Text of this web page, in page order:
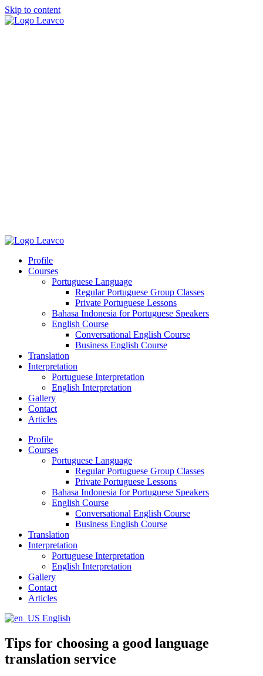
Skip to content
Profile
Courses
Portuguese Language
Regular Portuguese Group Classes
Private Portuguese Lessons
Bahasa Indonesia for Portuguese Speakers
English Course
Conversational English Course
Business English Course
Translation
Interpretation
Portuguese Interpretation
English Interpretation
Gallery
Contact
Articles
Profile
Courses
Portuguese Language
Regular Portuguese Group Classes
Private Portuguese Lessons
Bahasa Indonesia for Portuguese Speakers
English Course
Conversational English Course
Business English Course
Translation
Interpretation
Portuguese Interpretation
English Interpretation
Gallery
Contact
Articles
English
Tips for choosing a good language
translation service